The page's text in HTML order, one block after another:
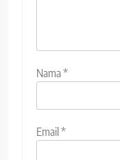
Nama*
Email*